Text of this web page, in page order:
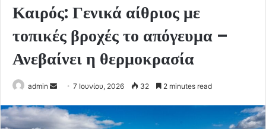
Καιρός: Γενικά αίθριος με
τοπικές βροχές το απόγευμα –
Ανεβαίνει η θερμοκρασία
admin
Send
email
7 Ιουνίου, 2026 32 2 minutes read